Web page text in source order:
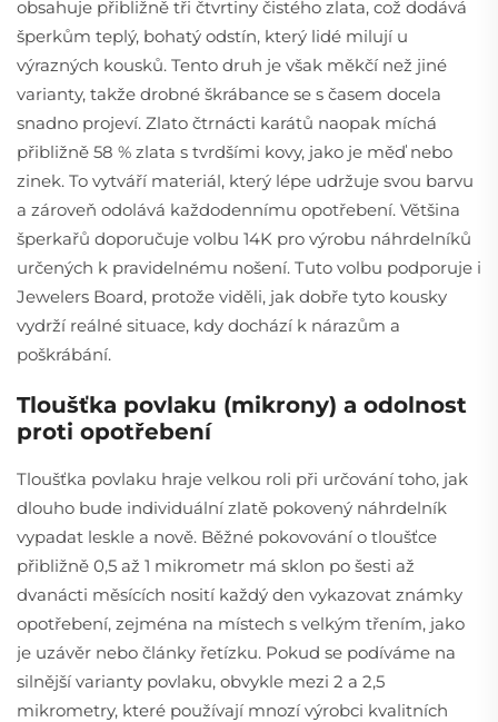
obsahuje přibližně tři čtvrtiny čistého zlata, což dodává
šperkům teplý, bohatý odstín, který lidé milují u
výrazných kousků. Tento druh je však měkčí než jiné
varianty, takže drobné škrábance se s časem docela
snadno projeví. Zlato čtrnácti karátů naopak míchá
přibližně 58 % zlata s tvrdšími kovy, jako je měď nebo
zinek. To vytváří materiál, který lépe udržuje svou barvu
a zároveň odolává každodennímu opotřebení. Většina
šperkařů doporučuje volbu 14K pro výrobu náhrdelníků
určených k pravidelnému nošení. Tuto volbu podporuje i
Jewelers Board, protože viděli, jak dobře tyto kousky
vydrží reálné situace, kdy dochází k nárazům a
poškrábání.
Tloušťka povlaku (mikrony) a odolnost
proti opotřebení
Tloušťka povlaku hraje velkou roli při určování toho, jak
dlouho bude individuální zlatě pokovený náhrdelník
vypadat leskle a nově. Běžné pokovování o tloušťce
přibližně 0,5 až 1 mikrometr má sklon po šesti až
dvanácti měsících nosití každý den vykazovat známky
opotřebení, zejména na místech s velkým třením, jako
je uzávěr nebo články řetízku. Pokud se podíváme na
silnější varianty povlaku, obvykle mezi 2 a 2,5
mikrometry, které používají mnozí výrobci kvalitních